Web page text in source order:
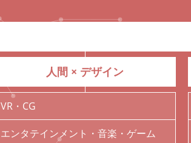
人間 × デザイン
VR・CG
エンタテインメント・音楽・ゲーム